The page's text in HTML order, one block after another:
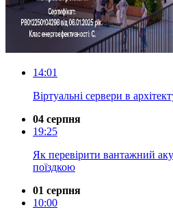
14:01
Віртуальні сервери в
04 серпня
19:25
Як перевірити вантажний
поїздкою
01 серпня
10:00